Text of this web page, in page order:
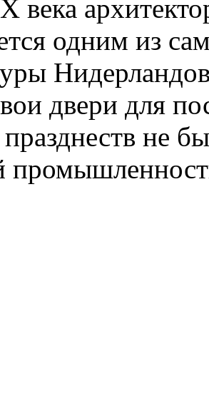
века
одним из
двери для
не